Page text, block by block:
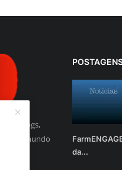
blogs,
ao mundo
da...